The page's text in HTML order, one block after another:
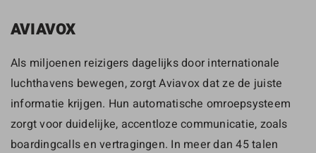
AVIAVOX
Als miljoenen reizigers dagelijks door internationale
luchthavens bewegen, zorgt Aviavox dat ze de juiste
informatie krijgen. Hun automatische omroepsysteem
zorgt voor duidelijke, accentloze communicatie, zoals
boardingcalls en vertragingen. In meer dan 45 talen